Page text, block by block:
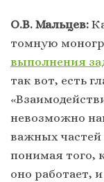
О.В. Мальцев:
томную
выполнения
так вот, есть
невозможно
важных частей
понимая того,
оно работает,